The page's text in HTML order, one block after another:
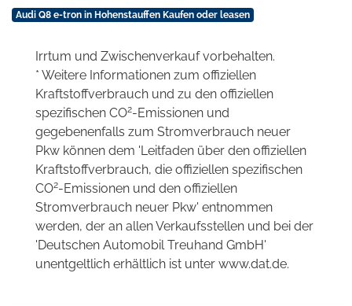
Audi Q8 e-tron in Hohenstauffen Kaufen oder leasen
Irrtum und Zwischenverkauf vorbehalten.
* Weitere Informationen zum offiziellen
Kraftstoffverbrauch und zu den offiziellen
spezifischen CO2-Emissionen und
gegebenenfalls zum Stromverbrauch neuer
Pkw können dem 'Leitfaden über den offiziellen
Kraftstoffverbrauch, die offiziellen spezifischen
CO2-Emissionen und den offiziellen
Stromverbrauch neuer Pkw' entnommen
werden, der an allen Verkaufsstellen und bei der
'Deutschen Automobil Treuhand GmbH'
unentgeltlich erhältlich ist unter www.dat.de.